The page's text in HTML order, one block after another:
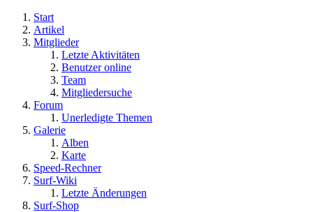
Start
Artikel
Mitglieder
Letzte Aktivitäten
Benutzer online
Team
Mitgliedersuche
Forum
Unerledigte Themen
Galerie
Alben
Karte
Speed-Rechner
Surf-Wiki
Letzte Änderungen
Surf-Shop